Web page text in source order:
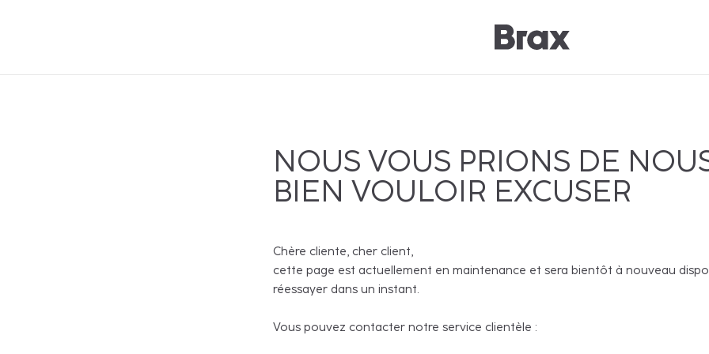
NOUS VOUS PRIONS DE
BIEN VOULOIR EXCUSER
Chère cliente, cher client,
cette page est actuellement en maintenance et sera bientôt à nouveau
réessayer dans un instant.
Vous pouvez contacter notre service clientèle :